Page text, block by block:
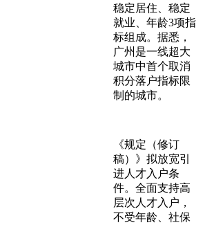
稳定居住、稳定
就业、年龄3项指
标组成。据悉，
广州是一线超大
城市中首个取消
积分落户指标限
制的城市。
《规定（修订
稿）》拟放宽引
进人才入户条
件。全面支持高
层次人才入户，
不受年龄、社保